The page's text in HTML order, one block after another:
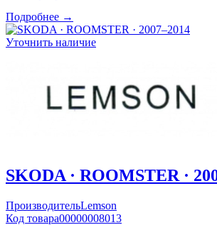
Подробнее →
Уточнить наличие
SKODA · ROOMSTER ·
ПроизводительLemson
Код товара00000008013